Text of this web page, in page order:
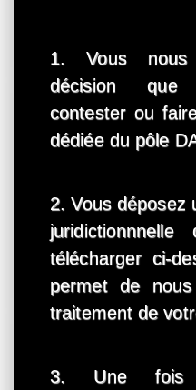
1. Vous nous
décision que
contester ou
dédiée du pôle
2. Vous déposez
télécharger ci-
permet de
traitement de
3. Une fois